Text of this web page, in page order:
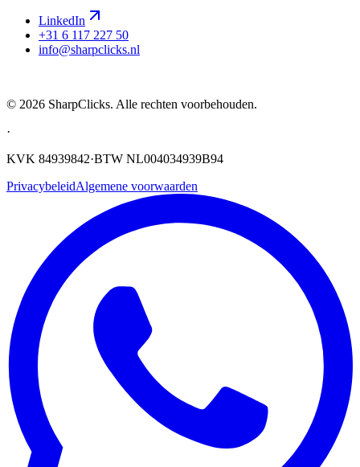
LinkedIn
+31 6 117 227 50
info@sharpclicks.nl
© 2026 SharpClicks. Alle rechten voorbehouden.
·
KVK 84939842·BTW NL004034939B94
PrivacybeleidAlgemene voorwaarden